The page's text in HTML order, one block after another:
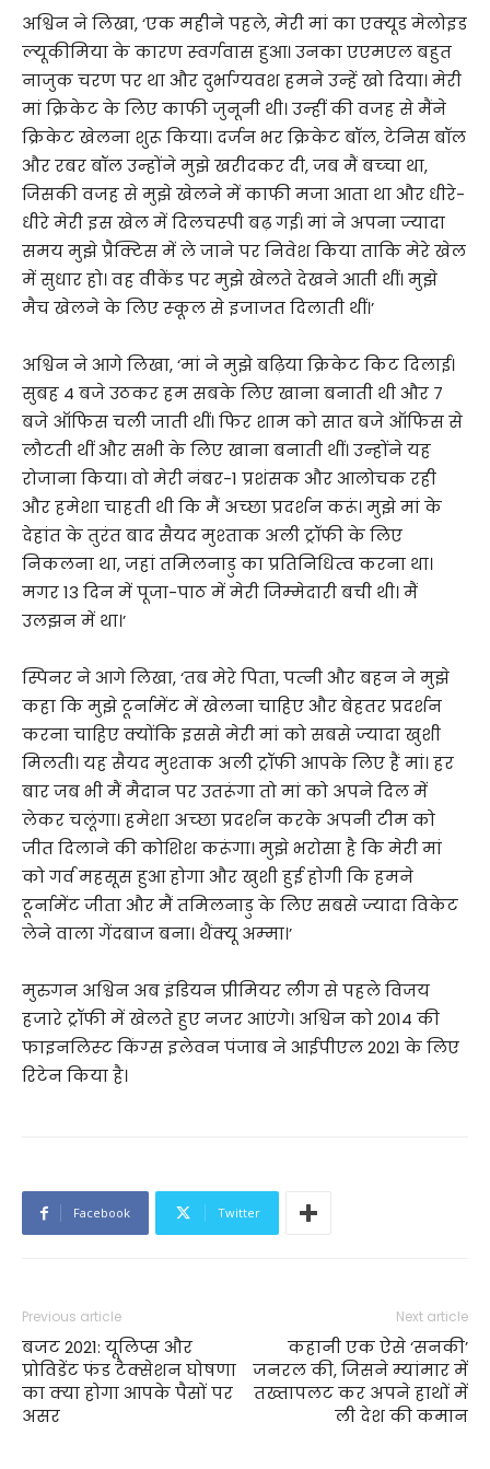
अश्विन ने लिखा, ‘एक महीने पहले, मेरी मां का एक्‍यूड मेलोइड
ल्‍यूकीमिया के कारण स्‍वर्गवास हुआ। उनका एएमएल बहुत
नाजुक चरण पर था और दुर्भाग्‍यवश हमने उन्‍हें खो दिया। मेरी
मां क्रिकेट के लिए काफी जुनूनी थी। उन्‍हीं की वजह से मैंने
क्रिकेट खेलना शुरू किया। दर्जन भर क्रिकेट बॉल, टेनिस बॉल
और रबर बॉल उन्‍होंने मुझे खरीदकर दी, जब मैं बच्‍चा था,
जिसकी वजह से मुझे खेलने में काफी मजा आता था और धीरे-
धीरे मेरी इस खेल में दिलचस्‍पी बढ़ गई। मां ने अपना ज्‍यादा
समय मुझे प्रैक्टिस में ले जाने पर निवेश किया ताकि मेरे खेल
में सुधार हो। वह वीकेंड पर मुझे खेलते देखने आती थीं। मुझे
मैच खेलने के लिए स्‍कूल से इजाजत दिलाती थीं।’
अश्विन ने आगे लिखा, ‘मां ने मुझे बढ़‍िया क्रिकेट किट दिलाई।
सुबह 4 बजे उठकर हम सबके लिए खाना बनाती थी और 7
बजे ऑफिस चली जाती थीं। फिर शाम को सात बजे ऑफिस से
लौटती थीं और सभी के लिए खाना बनाती थीं। उन्‍होंने यह
रोजाना किया। वो मेरी नंबर-1 प्रशंसक और आलोचक रही
और हमेशा चाहती थी कि मैं अच्‍छा प्रदर्शन करूं। मुझे मां के
देहांत के तुरंत बाद सैयद मुश्‍ताक अली ट्रॉफी के लिए
निकलना था, जहां तमिलनाडु का प्रतिनिधित्‍व करना था।
मगर 13 दिन में पूजा-पाठ में मेरी जिम्‍मेदारी बची थी। मैं
उलझन में था।’
स्पिनर ने आगे लिखा, ‘तब मेरे पिता, पत्‍नी और बहन ने मुझे
कहा कि मुझे टूर्नामेंट में खेलना चाहिए और बेहतर प्रदर्शन
करना चाहिए क्‍योंकि इससे मेरी मां को सबसे ज्‍यादा खुशी
मिलती। यह सैयद मुश्‍ताक अली ट्रॉफी आपके लिए हैं मां। हर
बार जब भी मैं मैदान पर उतरूंगा तो मां को अपने दिल में
लेकर चलूंगा। हमेशा अच्‍छा प्रदर्शन करके अपनी टीम को
जीत दिलाने की कोशिश करूंगा। मुझे भरोसा है कि मेरी मां
को गर्व महसूस हुआ होगा और खुशी हुई होगी कि हमने
टूर्नामेंट जीता और मैं तमिलनाडु के लिए सबसे ज्‍यादा विकेट
लेने वाला गेंदबाज बना। थैंक्‍यू अम्‍मा।’
मुरुगन अश्विन अब इंडियन प्रीमियर लीग से पहले विजय
हजारे ट्रॉफी में खेलते हुए नजर आएंगे। अश्विन को 2014 की
फाइनलिस्‍ट किंग्‍स इलेवन पंजाब ने आईपीएल 2021 के लिए
रिटेन किया है।
Facebook Twitter
Previous article
बजट 2021: यूलिप्स और
प्रोविडेंट फंड टैक्सेशन घोषणा
का क्या होगा आपके पैसों पर
असर
Next article
कहानी एक ऐसे ‘सनकी’
जनरल की, जिसने म्यांमार में
तख्तापलट कर अपने हाथों में
ली देश की कमान